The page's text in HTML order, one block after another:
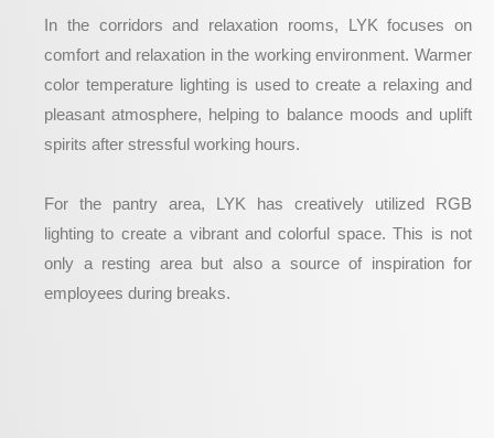
In the corridors and relaxation rooms, LYK focuses on
comfort and relaxation in the working environment. Warmer
color temperature lighting is used to create a relaxing and
pleasant atmosphere, helping to balance moods and uplift
spirits after stressful working hours.
For the pantry area, LYK has creatively utilized RGB
lighting to create a vibrant and colorful space. This is not
only a resting area but also a source of inspiration for
employees during breaks.